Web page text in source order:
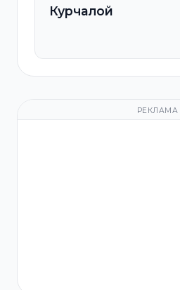
Курчалой
РЕКЛАМА